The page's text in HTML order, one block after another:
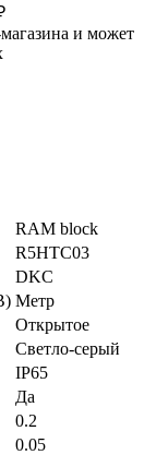
и может
RAM block
R5HTC03
DKC
Метр
Открытое
Светло-серый
IP65
Да
0.2
0.05